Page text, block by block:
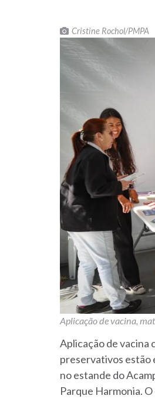
Cristine Rochol/PMPA
Aplicação de vacina,
Aplicação de vacina
preservativos estão
no estande do
Parque Harmonia.